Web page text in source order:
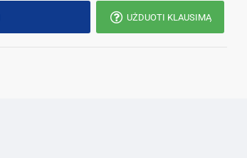
UŽDUOTI KLAUSIMĄ